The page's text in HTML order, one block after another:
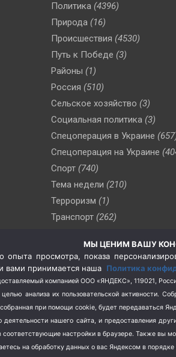
Политика (4396)
Природа (16)
Происшествия (4530)
Путь к Победе (3)
Районы (1)
Россия (510)
Сельское хозяйство (3)
Социальная политика (3)
Спецоперация в Украине
Спецоперация на Украине
Спорт (740)
Тема недели (210)
Терроризм (1)
Транспорт (262)
(76)
Цены (2)
Школа и спорт (2)
Экология (8)
МЫ ЦЕНИМ ВАШУ
просмотра, показа
вами принимается наша Политика
компанией ООО «ЯНДЕКС», 119021,
анализа их пользовательской активности.
при помощи cookie, будет
нашего сайта, и предоставления
настройки в браузере. Также вы
на обработку данных о вас Яндексом в